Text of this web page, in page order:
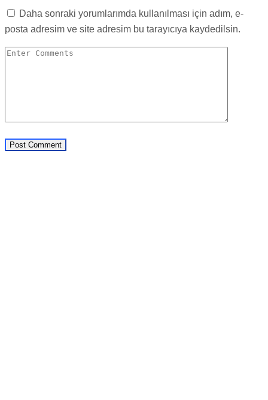
Daha sonraki yorumlarımda kullanılması için adım, e-
posta adresim ve site adresim bu tarayıcıya kaydedilsin.